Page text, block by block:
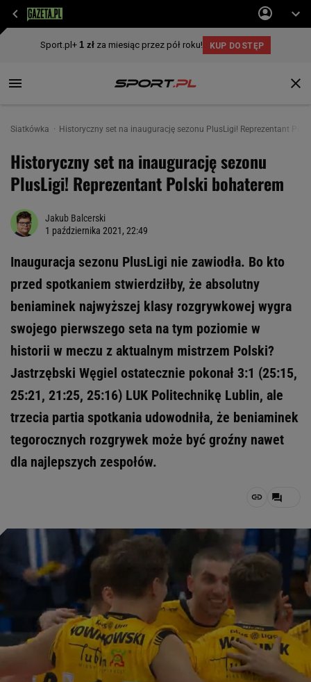
Siatkówka Historyczny set na inaugurację sezonu PlusLigi! Reprezentant
Historyczny set na inaugurację sezonu
PlusLigi! Reprezentant Polski bohaterem
Jakub Balcerski
1 października 2021, 22:49
Inauguracja sezonu PlusLigi nie zawiodła. Bo kto
przed spotkaniem stwierdziłby, że absolutny
beniaminek najwyższej klasy rozgrywkowej wygra
swojego pierwszego seta na tym poziomie w
historii w meczu z aktualnym mistrzem Polski?
Jastrzębski Węgiel ostatecznie pokonał 3:1 (25:15,
25:21, 21:25, 25:16) LUK Politechnikę Lublin, ale
trzecia partia spotkania udowodniła, że beniaminek
tegorocznych rozgrywek może być groźny nawet
dla najlepszych zespołów.